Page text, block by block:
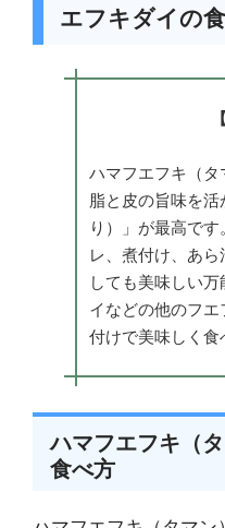
エフキダイの
ハマフエフキ（タ
脂と皮の旨味を
り）」が最高で
レ、煮付け、あ
しても美味しい
イなどの他のフ
付けで美味しく食
ハマフエフキ（
食べ方